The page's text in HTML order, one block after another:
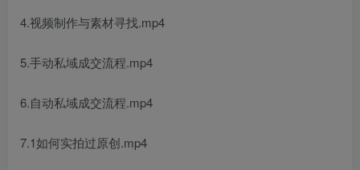
4.视频制作与素材寻找.mp4
5.手动私域成交流程.mp4
6.自动私域成交流程.mp4
7.1如何实拍过原创.mp4